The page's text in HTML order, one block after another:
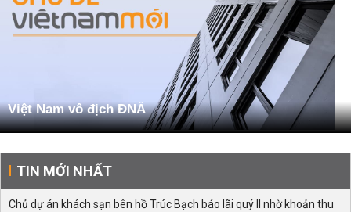
Việt Nam vô địch ĐNẤ
TIN MỚI NHẤT
Chủ dự án khách sạn bên hồ Trúc Bạch báo lãi quý II nhờ khoản thu